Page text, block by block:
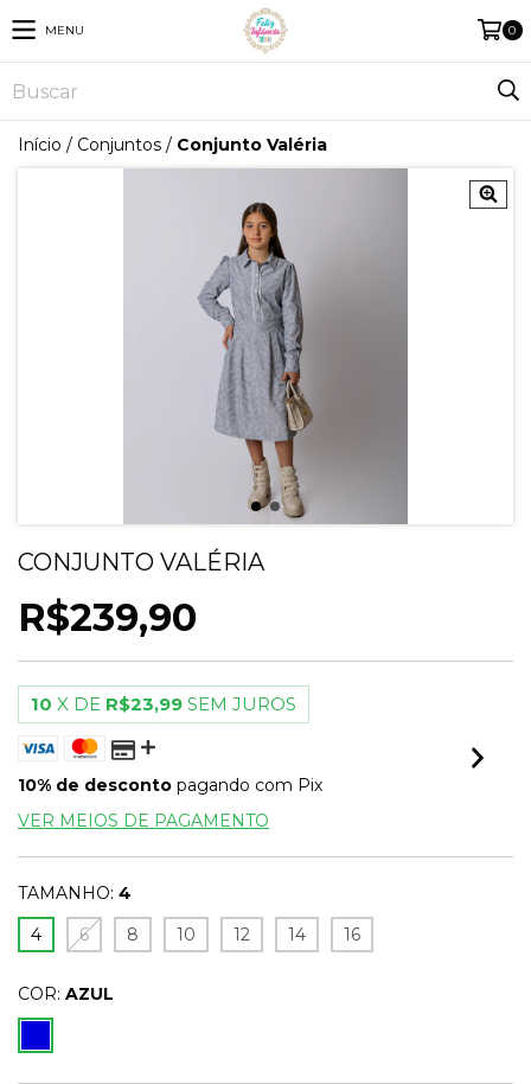
MENU 0
Início / Conjuntos / Conjunto Valéria
CONJUNTO VALÉRIA
R$239,90
10 X DE R$23,99 SEM JUROS
10% de desconto pagando com Pix
VER MEIOS DE PAGAMENTO
TAMANHO: 4
4
6 8 10 12 14 16
COR: AZUL